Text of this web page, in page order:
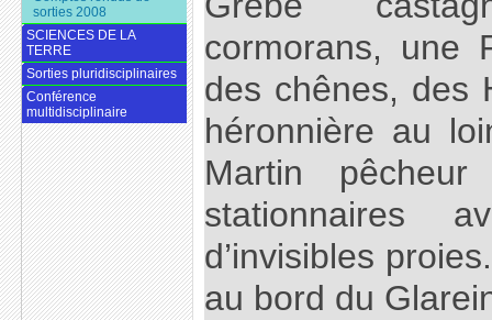
cormorans, une
des chênes, des
héronnière au
Martin
stationnaires
d’invisibles
au bord du
sorties 2008
SCIENCES DE LA
TERRE
Sorties pluridisciplinaires
Conférence
multidisciplinaire